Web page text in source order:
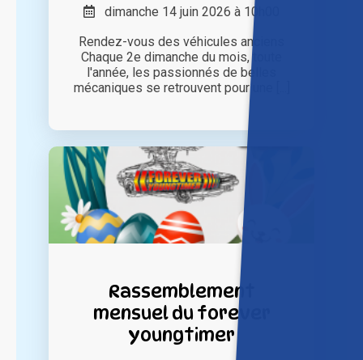
dimanche 14 juin 2026 à 10h00
Rendez-vous des véhicules anciens
Chaque 2e dimanche du mois, toute
l'année, les passionnés de belles
mécaniques se retrouvent pour une [...]
Rassemblement
mensuel du forever
youngtimer